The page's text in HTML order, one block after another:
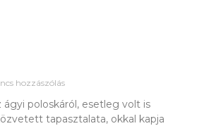
hozzászólás
poloskáról, esetleg volt is
tapasztalata, okkal kapja